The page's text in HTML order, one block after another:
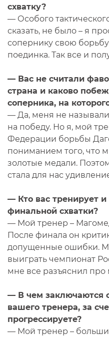
схватку?
— Особого
сказать, не было – я
сопернику свою
поединка. Так все и
— Вас не считали
страна и каково
соперника, на
— Да, меня не
на победу. Но я, мой
Федерации борьбы
пониманием того, что
золотые медали.
стала для нас
— Кто вас тренирует и
финальной схватки?
— Мой тренер –
После финала он
допущенные ошибки.
выиграть чемпионат
мне все разъяснил
— В чем заключаются
вашего тренера, за
прогрессируете?
— Мой тренер –